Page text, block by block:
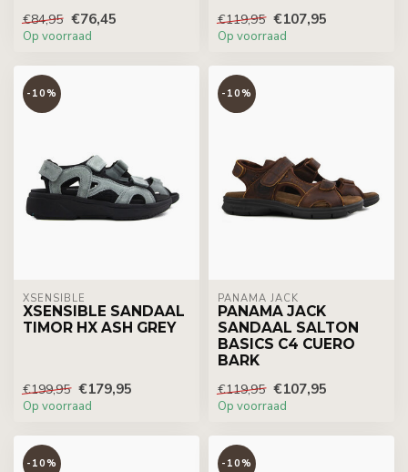
€84,95 €76,45
Op voorraad
€119,95 €107,95
Op voorraad
-10%
XSENSIBLE
XSENSIBLE SANDAAL
TIMOR HX ASH GREY
€199,95 €179,95
Op voorraad
-10%
PANAMA JACK
PANAMA JACK
SANDAAL SALTON
BASICS C4 CUERO
BARK
€119,95 €107,95
Op voorraad
-10% -10%